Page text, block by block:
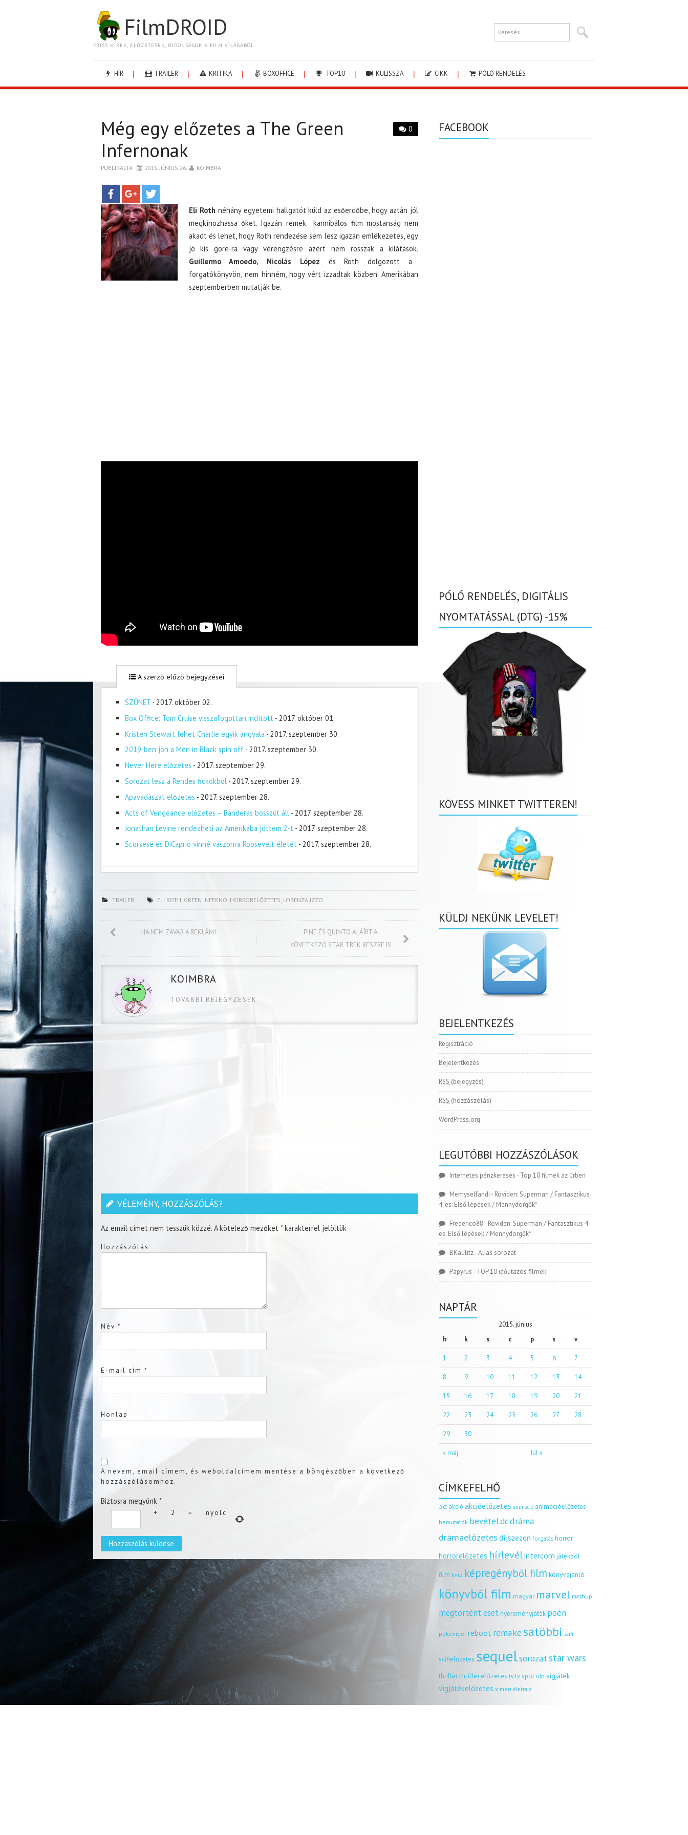
FilmDROID
FRISS HÍREK, ELŐZETESEK, ÚJDONSÁGOK A FILM VILÁGÁBÓL.
HÍR TRAILER KRITIKA BOXOFFICE TOP10 KULISSZA CIKK PÓLÓ RENDELÉS
0
Még egy előzetes a The Green
Infernonak
PUBLIKÁLTA 2015. JÚNIUS 26. KOIMBRA
Eli Roth néhány egyetemi hallgatót küld az esőerdőbe, hogy aztán jól
megkínozhassa őket. Igazán remek kannibálos film mostanság nem
akadt és lehet, hogy Roth rendezése sem lesz igazán emlékezetes, egy
jó kis gore-ra vagy vérengzésre azért nem rosszak a kilátások.
Guillermo Amoedo, Nicolás López és Roth dolgozott a
forgatókönyvön, nem hinném, hogy vért izzadtak közben. Amerikában
szeptemberben mutatják be.
A szerző előző bejegyzései
SZÜNET - 2017. október 02.
Box Office: Tom Cruise visszafogottan indított - 2017. október 01.
Kristen Stewart lehet Charlie egyik angyala - 2017. szeptember 30.
2019-ben jön a Men in Black spin off - 2017. szeptember 30.
Never Here előzetes - 2017. szeptember 29.
Sorozat lesz a Rendes fickókból - 2017. szeptember 29.
Apavadászat előzetes - 2017. szeptember 28.
Acts of Vengeance előzetes – Banderas bosszút áll - 2017. szeptember 28.
Jonathan Levine rendezheti az Amerikába jöttem 2-t - 2017. szeptember 28.
Scorsese és DiCaprio vinné vászonra Roosevelt életét - 2017. szeptember 28.
TRAILER ELI ROTH, GREEN INFERNO, HORRORELŐZETES, LORENZA IZZO
HA NEM ZAVAR A REKLÁM!
PINE ÉS QUINTO ALÁÍRT A
KÖVETKEZŐ STAR TREK RÉSZRE IS
KOIMBRA
TOVABBI BEJEGYZESEK
VÉLEMÉNY, HOZZÁSZÓLÁS?
Az email címet nem tesszük közzé. A kötelező mezőket *karakterrel jelöltük
Hozzászólás
Név *
E-mail cím *
Honlap
A nevem, email címem, és weboldalcímem mentése a böngészőben a következő
hozzászólásomhoz.
Biztosra megyünk *
+ 2 = nyolc
FACEBOOK
PÓLÓ RENDELÉS, DIGITÁLIS
NYOMTATÁSSAL (DTG) -15%
KÖVESS MINKET TWITTEREN!
KÜLDJ NEKÜNK LEVELET!
BEJELENTKEZÉS
Regisztráció
Bejelentkezés
RSS (bejegyzés)
RSS (hozzászólás)
WordPress.org
LEGUTÓBBI HOZZÁSZÓLÁSOK
Internetes pénzkeresés - Top 10 filmek az űrben
Memyselfandi - Röviden: Superman / Fantasztikus
4-es: Első lépések / Mennydörgők*
Frederico88 - Röviden: Superman / Fantasztikus 4-
es: Első lépések / Mennydörgők*
BKaulitz-Alias sorozat
Papyrus - TOP 10 időutazós filmek
NAPTÁR
2015. június
h
k s c p s v
« máj Júl »
1 2 3 4 5 6 7
8 9 10 11 12 13 14
15 16 17 18 19 20 21
22 23 24 25 26 27 28
29 30
CÍMKEFELHŐ
3d akció akcióelőzetes animáció animációelőzetes
bemutatók bevételdcdráma
drámaelőzetes díjszezon forgatás horror
horrorelőzetes hírlevélintercom játékból
film kvíz képregényből film könyvajánló
könyvből film magyar marvel mashup
megtörtént esetnyereményjáték poén
pókember reboot remakesatöbbi scifi
scifielőzetes sequelsorozatstar wars
thrillerthrillerelőzetes tv tv spot uip vígjáték
vígjátékelőzetes x men életrajz